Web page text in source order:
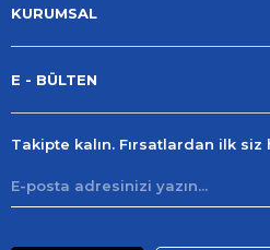
KURUMSAL
E - BÜLTEN
Takipte kalın. Fırsatlardan ilk